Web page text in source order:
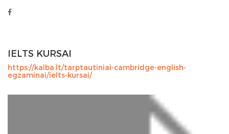
IELTS KURSAI
https://kalba.lt/tarptautiniai-cambridge-english-
egzaminai/ielts-kursai/